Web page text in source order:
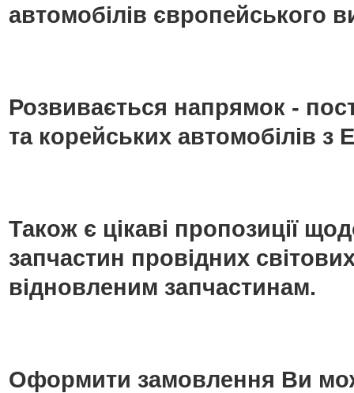
автомобілів європейського
Розвивається напрямок -
та корейських автомобілів з
Також є цікаві пропозиції
запчастин провідних
відновленим запчастинам.
Оформити замовлення Ви